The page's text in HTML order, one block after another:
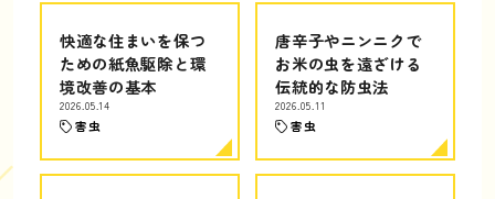
快適な住まいを保つ
ための紙魚駆除と環
境改善の基本
2026.05.14
害虫
唐辛子やニンニクで
お米の虫を遠ざける
伝統的な防虫法
2026.05.11
害虫